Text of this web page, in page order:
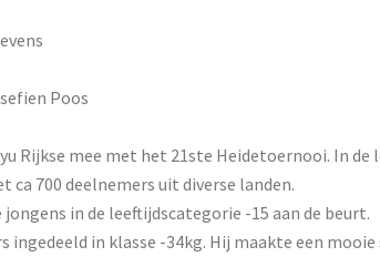
Poos
Rijkse mee met het 21ste Heidetoernooi. In
700 deelnemers uit diverse landen.
in de leeftijdscategorie -15 aan de beurt.
ingedeeld in klasse -34kg. Hij maakte een